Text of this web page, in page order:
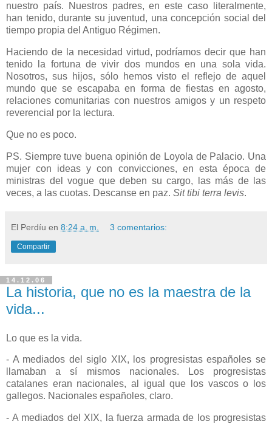
nuestro país. Nuestros padres, en este caso literalmente,
han tenido, durante su juventud, una concepción social del
tiempo propia del Antiguo Régimen.
Haciendo de la necesidad virtud, podríamos decir que han
tenido la fortuna de vivir dos mundos en una sola vida.
Nosotros, sus hijos, sólo hemos visto el reflejo de aquel
mundo que se escapaba en forma de fiestas en agosto,
relaciones comunitarias con nuestros amigos y un respeto
reverencial por la lectura.
Que no es poco.
PS. Siempre tuve buena opinión de Loyola de Palacio. Una
mujer con ideas y con convicciones, en esta época de
ministras del vogue que deben su cargo, las más de las
veces, a las cuotas. Descanse en paz. Sit tibi terra levis.
El Perdíu en 8:24 a. m. 3 comentarios:
Compartir
14.12.06
La historia, que no es la maestra de la
vida...
Lo que es la vida.
- A mediados del siglo XIX, los progresistas españoles se
llamaban a sí mismos nacionales. Los progresistas
catalanes eran nacionales, al igual que los vascos o
los
gallegos. Nacionales españoles, claro.
- A mediados del XIX, la fuerza armada de los progresistas